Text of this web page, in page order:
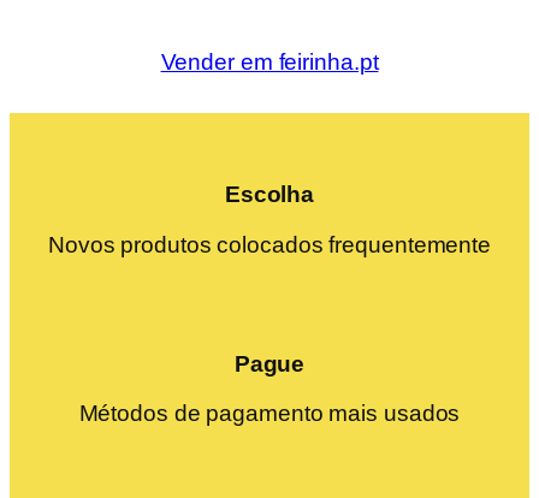
Vender em feirinha.pt
Escolha
Novos produtos colocados frequentemente
Pague
Métodos de pagamento mais usados